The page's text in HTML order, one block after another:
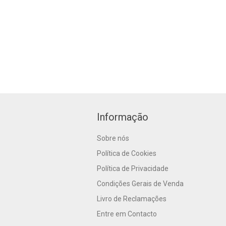
Informação
Sobre nós
Política de Cookies
Política de Privacidade
Condições Gerais de Venda
Livro de Reclamações
Entre em Contacto